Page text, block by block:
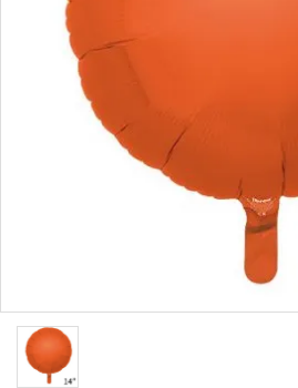
商品タイプから探す
価格から探す
コンテンツ
meeting_room ログイン